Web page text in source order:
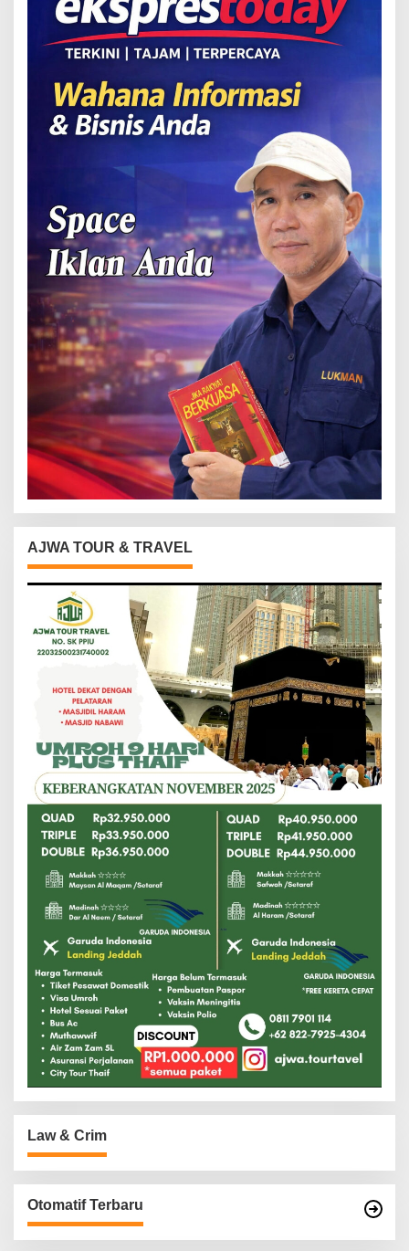
AJWA TOUR & TRAVEL
Law & Crim
Otomatif Terbaru